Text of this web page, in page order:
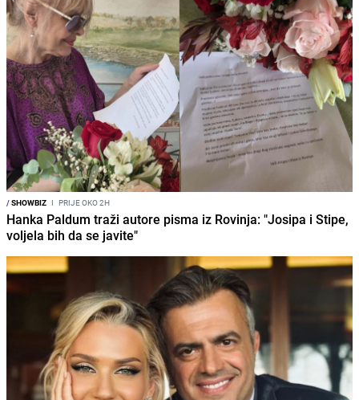
/SHOWBIZ I PRIJE OKO 2H
Hanka Paldum traži autore pisma iz Rovinja: "Josipa i Stipe,
voljela bih da se javite"